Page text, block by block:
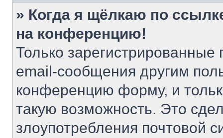
» Когда я щёлкаю по
на конференцию!
Только зарегистрированные
email-сообщения другим
конференцию форму, и
такую возможность. Это
злоупотребления почтовой